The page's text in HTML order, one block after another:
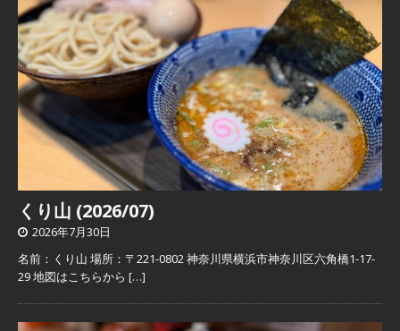
くり山 (2026/07)
2026年7月30日
名前：くり山 場所：〒221-0802 神奈川県横浜市神奈川区六角橋1-17-
29 地図はこちらから […]